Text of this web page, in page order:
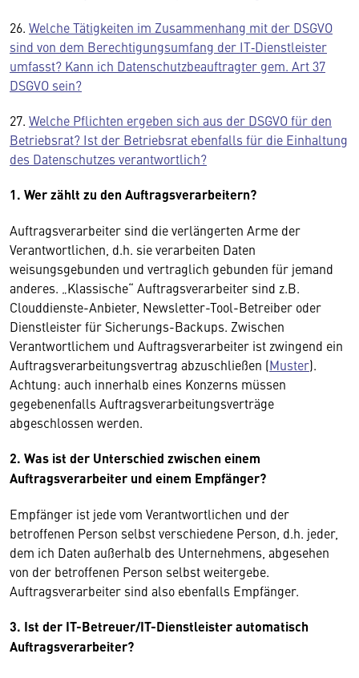
26. Welche Tätigkeiten im Zusammenhang mit der DSGVO
sind von dem Berechtigungsumfang der IT‑Dienstleister
umfasst? Kann ich Datenschutzbeauftragter gem. Art 37
DSGVO sein?
27. Welche Pflichten ergeben sich aus der DSGVO für den
Betriebsrat? Ist der Betriebsrat ebenfalls für die Einhaltung
des Datenschutzes verantwortlich?
1. Wer zählt zu den Auftragsverarbeitern?
Auftragsverarbeiter sind die verlängerten Arme der
Verantwortlichen, d.h. sie verarbeiten Daten
weisungsgebunden und vertraglich gebunden für jemand
anderes. „Klassische“ Auftragsverarbeiter sind z.B.
Clouddienste-Anbieter, Newsletter-Tool-Betreiber oder
Dienstleister für Sicherungs-Backups. Zwischen
Verantwortlichem und Auftragsverarbeiter ist zwingend ein
Auftragsverarbeitungsvertrag abzuschließen (Muster).
Achtung: auch innerhalb eines Konzerns müssen
gegebenenfalls Auftragsverarbeitungsverträge
abgeschlossen werden.
2. Was ist der Unterschied zwischen einem
Auftragsverarbeiter und einem Empfänger?
Empfänger ist jede vom Verantwortlichen und der
betroffenen Person selbst verschiedene Person, d.h. jeder,
dem ich Daten außerhalb des Unternehmens, abgesehen
von der betroffenen Person selbst weitergebe.
Auftragsverarbeiter sind also ebenfalls Empfänger.
3. Ist der IT-Betreuer/IT-Dienstleister automatisch
Auftragsverarbeiter?